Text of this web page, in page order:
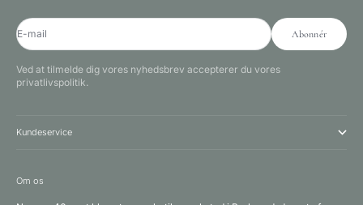
E-mail Abonnér
Ved at tilmelde dig vores nyhedsbrev accepterer du vores
privatlivspolitik.
Kundeservice
Om os